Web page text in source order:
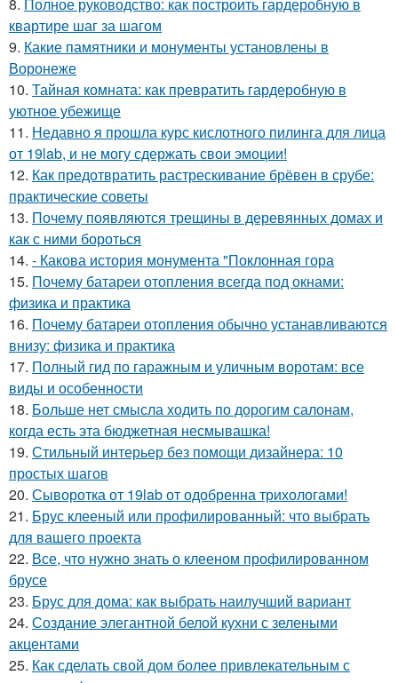
квартире шаг за шагом
9. Какие памятники и монументы установлены в
Воронеже
10. Тайная комната: как превратить гардеробную в
уютное убежище
11. Недавно я прошла курс кислотного пилинга для лица
от 19lab, и не могу сдержать свои эмоции!
12. Как предотвратить растрескивание брёвен в срубе:
практические советы
13. Почему появляются трещины в деревянных домах и
как с ними бороться
14. - Какова история монумента "Поклонная гора
15. Почему батареи отопления всегда под окнами:
физика и практика
16. Почему батареи отопления обычно устанавливаются
внизу: физика и практика
17. Полный гид по гаражным и уличным воротам: все
виды и особенности
18. Больше нет смысла ходить по дорогим салонам,
когда есть эта бюджетная несмывашка!
19. Стильный интерьер без помощи дизайнера: 10
простых шагов
20. Сыворотка от 19lab от одобренна трихологами!
21. Брус клееный или профилированный: что выбрать
для вашего проекта
22. Все, что нужно знать о клееном профилированном
брусе
23. Брус для дома: как выбрать наилучший вариант
24. Создание элегантной белой кухни с зелеными
акцентами
25. Как сделать свой дом более привлекательным с